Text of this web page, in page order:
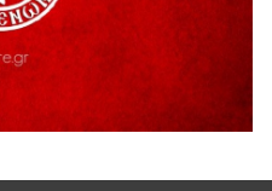
ΣΤΟΝ ΠΡΩΤΕΑ
Ταξιάρχη προς κ.
κλάδου ύδρευσης